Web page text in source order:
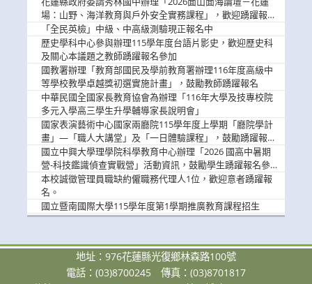
場：山野、海洋教育與戶外安全實務課程」，歡迎踴躍報名
參加
「全民英檢」中級、中高級測驗現正報名中
歷史學科中心參與辦理115學年度台語片影史，歡迎歷史科
及關心本議題之教師踴躍報名參加
國教署辦理「教育部國民及學前教育署辦理116年度高級中
等學校教學卓越獎初選實施計畫」，鼓勵教師踴躍報名
中華民國全國家長教育協會為辦理「116年大學及技專校院
多元入學高三學生升學輔導家長說明會」
國家表演藝術中心國家兩廳院115學年度上學期「廳院學計
畫」—「職人大講堂」及「一日體驗課程」，鼓勵踴躍報名
參與。
國立中興大學理學院科學教育中心辦理「2026 國高中暑期
營-科技鑑識偵查實戰營」活動資訊，鼓勵學生踴躍報名參
加。
本校誠徵管理員職缺約僱職務代理人1位，歡迎意者踴躍報
名。
國立暨南國際大學115學年度第1學期推廣教育課程招生
地址：976花蓮縣光復鄉林森路100號
電話：(03)8700245
傳真：(03)8701817